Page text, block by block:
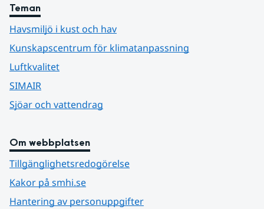
Teman
Havsmiljö i kust och hav
Kunskapscentrum för klimatanpassning
Luftkvalitet
SIMAIR
Sjöar och vattendrag
Om webbplatsen
Tillgänglighetsredogörelse
Kakor på smhi.se
Hantering av personuppgifter